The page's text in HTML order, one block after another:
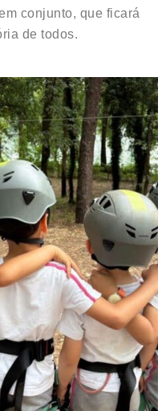
conjunto, que ficará
de todos.